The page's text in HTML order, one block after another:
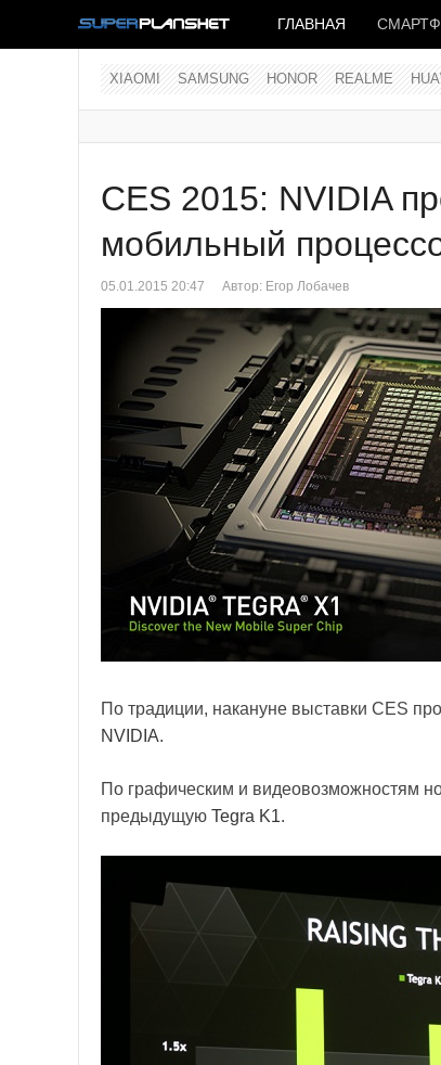
ГЛАВНАЯ
XIAOMI SAMSUNG HONOR REALME
CES 2015: NVIDIA
мобильный
05.01.2015 20:47 Автор: Егор Лобачев
По традиции, накануне выставки CES
NVIDIA.
По графическим и видеовозможностям
предыдущую Tegra K1.